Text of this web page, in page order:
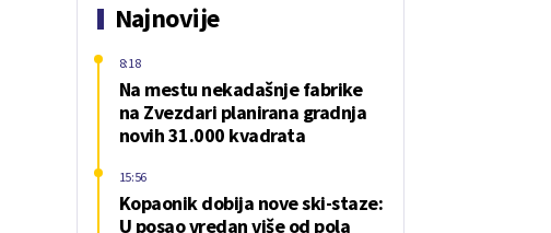
Najnovije
Na mestu nekadašnje fabrike
na Zvezdari planirana gradnja
novih 31.000 kvadrata
8:18
Kopaonik dobija nove ski-staze:
U posao vredan više od pola
15:56